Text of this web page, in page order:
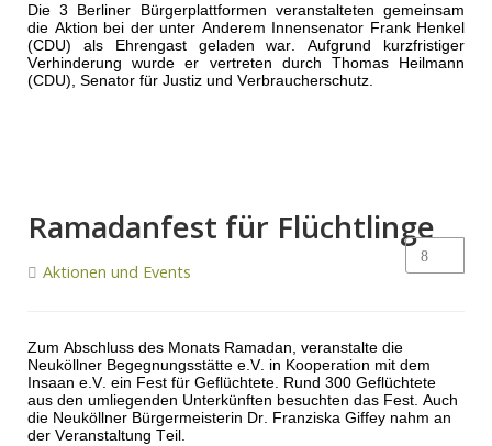
Die 3 Berliner Bürgerplattformen veranstalteten gemeinsam
die Aktion bei der unter Anderem Innensenator Frank Henkel
(CDU) als Ehrengast geladen war. Aufgrund kurzfristiger
Verhinderung wurde er vertreten durch Thomas Heilmann
(CDU), Senator für Justiz und Verbraucherschutz.
Ramadanfest für Flüchtlinge
Aktionen und Events
Zum Abschluss des Monats Ramadan, veranstalte die
Neuköllner Begegnungsstätte e.V. in Kooperation mit dem
Insaan e.V. ein Fest für Geflüchtete. Rund 300 Geflüchtete
aus den umliegenden Unterkünften besuchten das Fest. Auch
die Neuköllner Bürgermeisterin Dr. Franziska Giffey nahm an
der Veranstaltung Teil.